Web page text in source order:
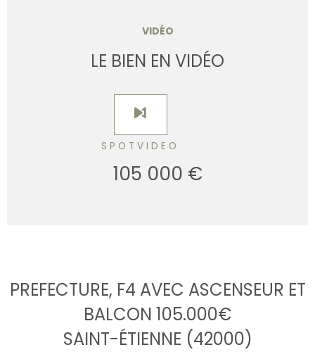
VIDÉO
LE BIEN EN VIDÉO
SPOTVIDEO
105 000 €
PREFECTURE, F4 AVEC ASCENSEUR ET
BALCON 105.000€
SAINT-ÉTIENNE (42000)